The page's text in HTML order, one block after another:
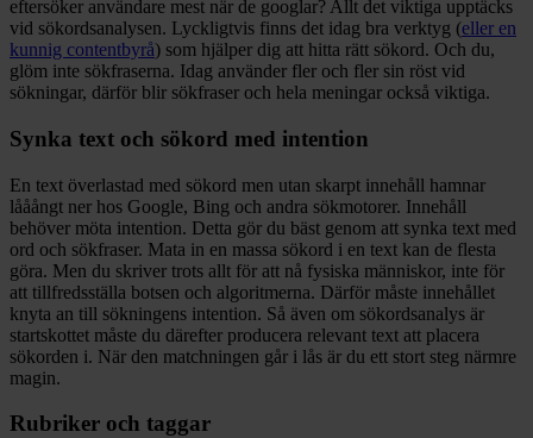
eftersöker användare mest när de googlar? Allt det viktiga upptäcks
vid sökordsanalysen. Lyckligtvis finns det idag bra verktyg (eller en
kunnig contentbyrå) som hjälper dig att hitta rätt sökord. Och du,
glöm inte sökfraserna. Idag använder fler och fler sin röst vid
sökningar, därför blir sökfraser och hela meningar också viktiga.
Synka text och sökord med intention
En text överlastad med sökord men utan skarpt innehåll hamnar
lååångt ner hos Google, Bing och andra sökmotorer. Innehåll
behöver möta intention. Detta gör du bäst genom att synka text med
ord och sökfraser. Mata in en massa sökord i en text kan de flesta
göra. Men du skriver trots allt för att nå fysiska människor, inte för
att tillfredsställa botsen och algoritmerna. Därför måste innehållet
knyta an till sökningens intention. Så även om sökordsanalys är
startskottet måste du därefter producera relevant text att placera
sökorden i. När den matchningen går i lås är du ett stort steg närmre
magin.
Rubriker och taggar